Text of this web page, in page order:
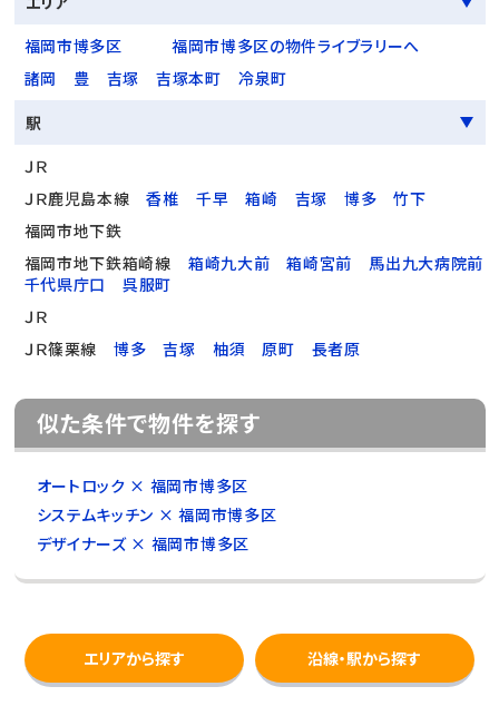
福岡市博多区
福岡市博多区の物件ライブラリーへ
諸岡
豊 吉塚 吉塚本町
冷泉町
駅
ＪＲ
ＪＲ鹿児島本線
香椎 千早 箱崎 吉塚 博多
竹下
福岡市地下鉄
福岡市地下鉄箱崎線
箱崎九大前 箱崎宮前
馬出九大病院前
千代県庁口
呉服町
ＪＲ
ＪＲ篠栗線
博多 吉塚 柚須 原町 長者原
似た条件で物件を探す
オートロック × 福岡市博多区
システムキッチン × 福岡市博多区
デザイナーズ × 福岡市博多区
エリアから探す 沿線・駅から探す